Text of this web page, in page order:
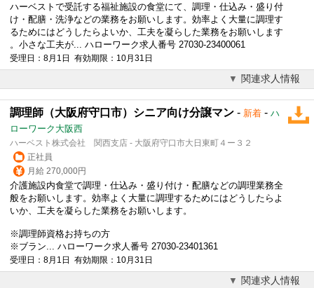
ハーベストで受託する福祉施設の食堂にて、調理・仕込み・盛り付
け・配膳・洗浄などの業務をお願いします。効率よく大量に調理す
るためにはどうしたらよいか、工夫を凝らした業務をお願いします
。小さな工夫が... ハローワーク求人番号 27030-23400061
受理日：8月1日 有効期限：10月31日
関連求人情報
調理師（大阪府守口市）シニア向け分譲マン - 新着 - ハ
ローワーク大阪西
ハーベスト株式会社 関西支店 - 大阪府守口市大日東町４ー３２
正社員
月給 270,000円
介護施設内食堂で調理・仕込み・盛り付け・配膳などの調理業務全
般をお願いします。効率よく大量に調理するためにはどうしたらよ
いか、工夫を凝らした業務をお願いします。
※調理師資格お持ちの方
※ブラン... ハローワーク求人番号 27030-23401361
受理日：8月1日 有効期限：10月31日
関連求人情報